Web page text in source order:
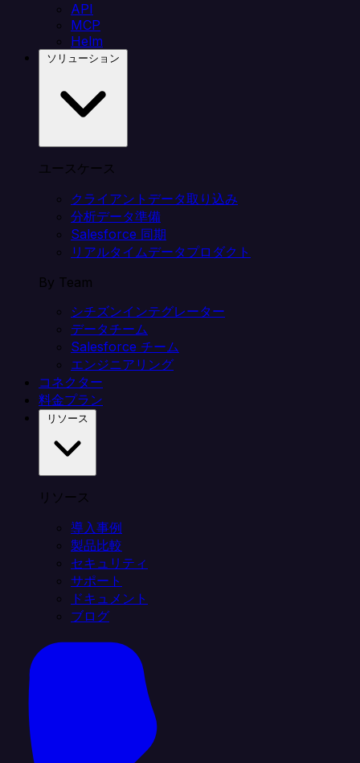
API
MCP
Helm
ユースケース
クライアントデータ取り込み
分析データ準備
Salesforce 同期
リアルタイムデータプロダクト
By Team
シチズンインテグレーター
データチーム
Salesforce チーム
エンジニアリング
コネクター
料金プラン
リソース
導入事例
製品比較
セキュリティ
サポート
ドキュメント
ブログ